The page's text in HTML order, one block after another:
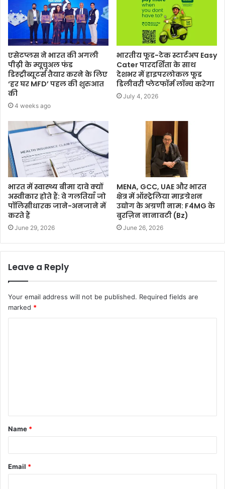
एसेटप्लस ने भारत की अगली
पीढ़ी के म्यूचुअल फंड
डिस्ट्रीब्यूटर्स तैयार करने के लिए
‘हर घर MFD’ पहल की शुरुआत
की
4 weeks ago
भारतीय फूड-टेक स्टार्टअप Easy
Cater पारदर्शिता के साथ
देशभर में हाइपरलोकल फूड
डिलीवरी प्लेटफॉर्म लॉन्च करेगा
July 4, 2026
भारत में स्वास्थ्य बीमा दावे क्यों
अस्वीकार होते हैं: वे गलतियाँ जो
पॉलिसीधारक जाने-अनजाने में
करते हैं
June 29, 2026
MENA, GCC, UAE और भारत
क्षेत्र में ऑस्ट्रेलिया माइग्रेशन
उद्योग के अग्रणी नाम: F4MG के
बुरज़िन नानावटी (Bz)
June 26, 2026
Leave a Reply
Your email address will not be published. Required fields are
marked *
Name *
Email *